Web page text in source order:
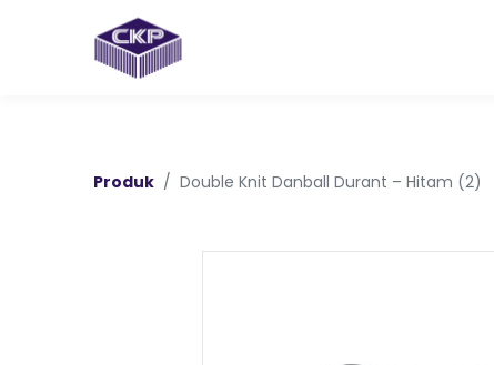
Produk Double Knit Danball Durant – Hitam (2)